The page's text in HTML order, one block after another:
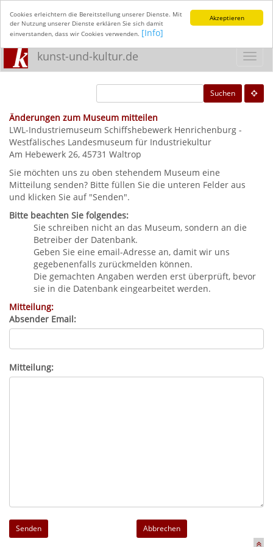
Akzeptieren
Cookies erleichtern die Bereitstellung unserer Dienste. Mit
der Nutzung unserer Dienste erklären Sie sich damit
einverstanden, dass wir Cookies verwenden. [Info]
kunst-und-kultur.de
Suchen
Änderungen zum Museum mitteilen
LWL-Industriemuseum Schiffshebewerk Henrichenburg -
Westfälisches Landesmuseum für Industriekultur
Am Hebewerk 26, 45731 Waltrop
Sie möchten uns zu oben stehendem Museum eine
Mitteilung senden? Bitte füllen Sie die unteren Felder aus
und klicken Sie auf "Senden".
Bitte beachten Sie folgendes:
Sie schreiben nicht an das Museum, sondern an die
Betreiber der Datenbank.
Geben Sie eine email-Adresse an, damit wir uns
gegebenenfalls zurückmelden können.
Die gemachten Angaben werden erst überprüft, bevor
sie in die Datenbank eingearbeitet werden.
Mitteilung:
Absender Email:
Mitteilung:
Abbrechen